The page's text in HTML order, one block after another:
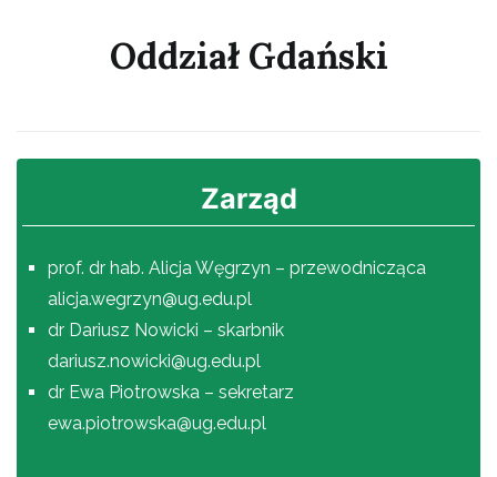
Oddział Gdański
Zarząd
prof. dr hab. Alicja Węgrzyn – przewodnicząca
alicja.wegrzyn@ug.edu.pl
dr Dariusz Nowicki – skarbnik
dariusz.nowicki@ug.edu.pl
dr Ewa Piotrowska – sekretarz
ewa.piotrowska@ug.edu.pl